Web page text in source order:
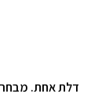
דלת אחת. מבחר